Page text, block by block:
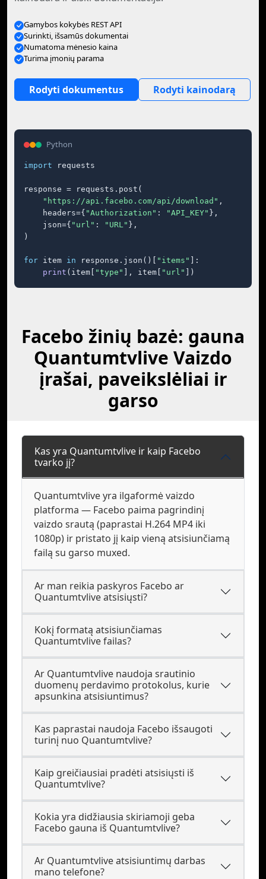
Gamybos kokybės REST API
Surinkti, išsamūs dokumentai
Numatoma mėnesio kaina
Turima įmonių parama
Rodyti dokumentus Rodyti kainodarą
Python
import requests
response = requests.post(
"https://api.facebo.com/api/download" ,
    headers={
"Authorization" : "API_KEY" },
    json={
"url" : "URL" },
)
for item in response.json()[ "items"
]:
print (item[ "type" ], item[ "url" ])
Facebo žinių bazė: gauna
Quantumtvlive Vaizdo
įrašai, paveikslėliai ir
garso
Kas yra Quantumtvlive ir kaip Facebo
tvarko jį?
Quantumtvlive yra ilgaformė vaizdo
platforma — Facebo paima pagrindinį
vaizdo srautą (paprastai H.264 MP4 iki
1080p) ir pristato jį kaip vieną atsisiunčiamą
failą su garso muxed.
Ar man reikia paskyros Facebo ar
Quantumtvlive atsisiųsti?
Kokį formatą atsisiunčiamas
Quantumtvlive failas?
Ar Quantumtvlive naudoja srautinio
duomenų perdavimo protokolus, kurie
apsunkina atsisiuntimus?
Kas paprastai naudoja Facebo išsaugoti
turinį nuo Quantumtvlive?
Kaip greičiausiai pradėti atsisiųsti iš
Quantumtvlive?
Kokia yra didžiausia skiriamoji geba
Facebo gauna iš Quantumtvlive?
Ar Quantumtvlive atsisiuntimų darbas
mano telefone?